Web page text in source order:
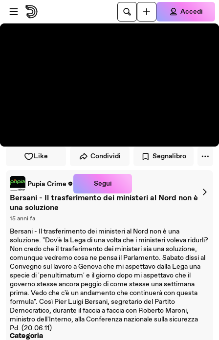
Vai al lettore
Passa al contenuto principale
Accedi
Like Condividi Segnalibro
Pupia Crime Segui
Bersani - Il trasferimento dei ministeri al Nord non è
una soluzione
15 anni fa
Bersani - Il trasferimento dei ministeri al Nord non è una
soluzione. "Dov'è la Lega di una volta che i ministeri voleva ridurli?
Non credo che il trasferimento dei ministeri sia una soluzione,
comunque vedremo cosa ne pensa il Parlamento. Sabato dissi al
Convegno sul lavoro a Genova che mi aspettavo dalla Lega una
specie di 'penultimatum' e il giorno dopo mi aspettavo che il
governo stesse ancora peggio di come stesse una settimana
prima. Vedo che c'è un andamento che continuerà con questa
formula". Così Pier Luigi Bersani, segretario del Partito
Democratico, durante il faccia a faccia con Roberto Maroni,
ministro dell'Interno, alla Conferenza nazionale sulla sicurezza
Pd. (20.06.11)
Categoria